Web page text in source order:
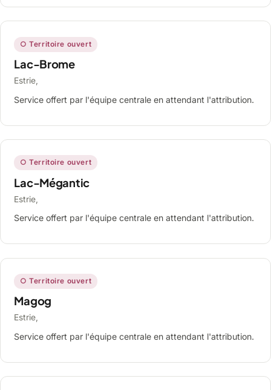
○ Territoire ouvert
Lac-Brome
Estrie,
Service offert par l'équipe centrale en attendant l'attribution.
○ Territoire ouvert
Lac-Mégantic
Estrie,
Service offert par l'équipe centrale en attendant l'attribution.
○ Territoire ouvert
Magog
Estrie,
Service offert par l'équipe centrale en attendant l'attribution.